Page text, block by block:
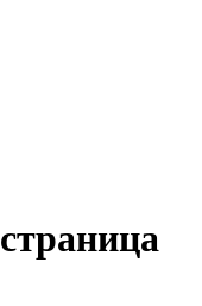
страница